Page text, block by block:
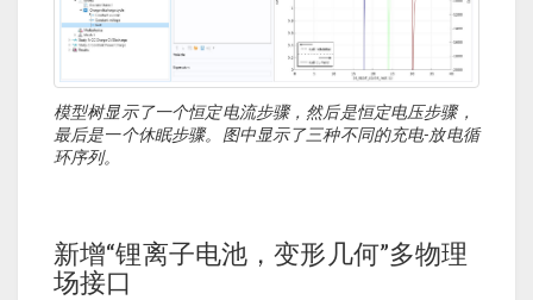
模型树显示了一个恒定电流步骤，然后是恒定电压步骤，
最后是一个休眠步骤。图中显示了三种不同的充电-放电循
环序列。
新增“锂离子电池，变形几何”多物理
场接口